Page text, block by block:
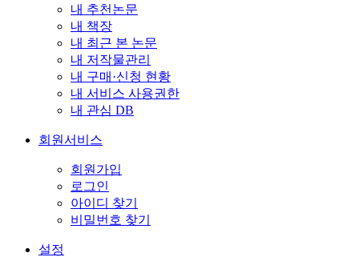
내 추천논문
내 책장
내 최근 본 논문
내 저작물관리
내 구매·신청 현황
내 서비스 사용권한
내 관심 DB
회원서비스
회원가입
로그인
아이디 찾기
비밀번호 찾기
설정